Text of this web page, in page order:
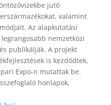
jutó
valamint
Az alapkutatási
nemzetközi
publikálják. A projekt
is kezdődtek,
Expo-n mutattak be.
honlapok,